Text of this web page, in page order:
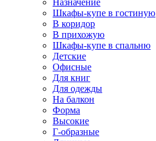
Назначение
Шкафы-купе в гостиную
В коридор
В прихожую
Шкафы-купе в спальню
Детские
Офисные
Для книг
Для одежды
На балкон
Форма
Высокие
Г-образные